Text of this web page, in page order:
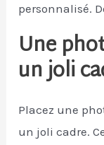
personnalisé.
Une
un joli
Placez une
un joli cadre.